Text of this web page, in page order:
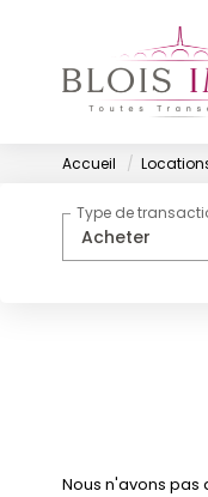
Accueil
Acheter
Type de
Nous n'avons pas